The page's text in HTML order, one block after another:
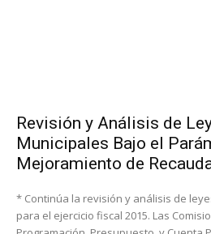
Revisión y Análisis de
Municipales Bajo el
Mejoramiento de
* Continúa la revisión y análisis de
para el ejercicio fiscal 2015. Las